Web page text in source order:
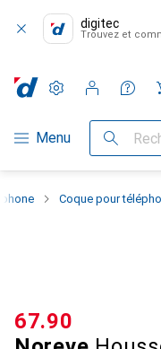
digitec
Trouvez et
Navigation par catégorie
Menu Recherche
Paramètres
Compte client
Listes de
Listes d'envies
Panier
Coque pour
CHF
67.90